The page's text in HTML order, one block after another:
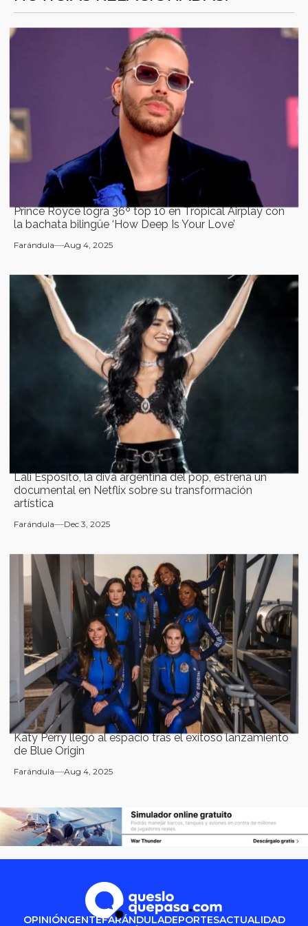
Prince Royce logra 36º top 10 en Tropical Airplay con
la bachata bilingüe ‘How Deep Is Your Love’
Farándula Aug 4, 2025
Lali Espósito, la diva argentina del pop, estrena un
documental en Netflix sobre su transformación
artística
Farándula Dec 3, 2025
Katy Perry llegó al espacio tras el exitoso lanzamiento
de Blue Origin
Farándula Aug 4, 2025
OPINIÓNGENTEFARÁNDULADEPORTESACTUALIDAD